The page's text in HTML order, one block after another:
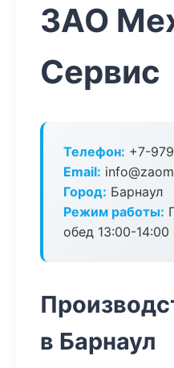
ЗАО
Сервис
Телефон: +7-
Email:
Город: Барнаул
Режим работы:
обед 13:00-14:00
в Барнаул